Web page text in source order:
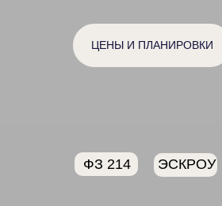
ЦЕНЫ И ПЛАНИРОВКИ
ФЗ 214 ЭСКРОУ